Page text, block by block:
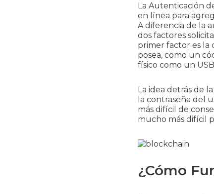
La Autenticación
en línea para
A diferencia de la
dos factores
primer factor es la
posea, como un
físico como un
La idea detrás de
la contraseña del
más difícil de
mucho más difícil
¿Cómo